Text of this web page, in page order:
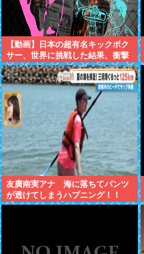
【動画】日本の超有名キックボク
サー、世界に挑戦した結果、衝撃
的KO負けしてしまう。【格闘技】
友廣南実アナ 海に落ちてパンツ
が透けてしまうハプニング！！
【GIF動画あり】